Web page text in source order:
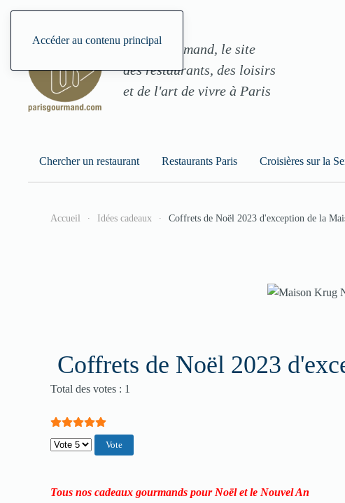
Accéder au contenu principal
ParisGourmand, le site
des restaurants, des loisirs
et de l'art de vivre à Paris
Chercher un restaurant Restaurants Paris Croisières sur la
Accueil Idées cadeaux Coffrets de Noël 2023 d'exception de la
Coffrets de Noël 2023
Vote utilisateur: 5/
Total des votes : 1
Veuillez voter
Tous nos cadeaux gourmands pour Noël et le Nouvel An